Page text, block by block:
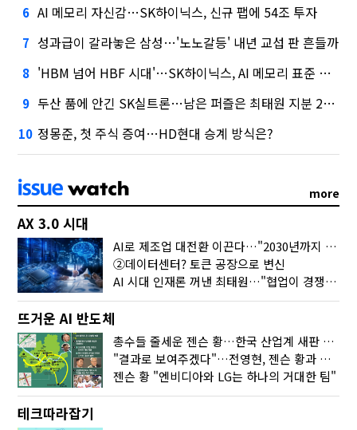
6 AI 메모리 자신감…SK하이닉스, 신규 팹에 54조 투자
7 성과급이 갈라놓은 삼성…'노노갈등' 내년 교섭 판 흔들까
8 'HBM 넘어 HBF 시대'…SK하이닉스, AI 메모리 표준 선점 나섰다
9 두산 품에 안긴 SK실트론…남은 퍼즐은 최태원 지분 29.4%
10 정몽준, 첫 주식 증여…HD현대 승계 방식은?
more
AX 3.0 시대
AI로 제조업 대전환 이끈다…"2030년까지 민관합동 20조 투자"
②데이터센터? 토큰 공장으로 변신
AI 시대 인재론 꺼낸 최태원…"협업이 경쟁력"
뜨거운 AI 반도체
총수들 줄세운 젠슨 황…한국 산업계 새판 짰다
"결과로 보여주겠다"…전영현, 젠슨 황과 HBM5 논의
젠슨 황 "엔비디아와 LG는 하나의 거대한 팀"
테크따라잡기